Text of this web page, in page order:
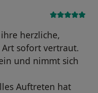
herzliche,
sofort vertraut.
und nimmt sich
Auftreten hat